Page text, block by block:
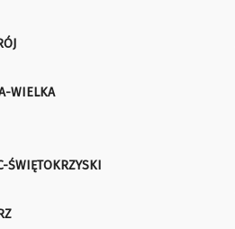
WIELKA
ŚWIĘTOKRZYSKI